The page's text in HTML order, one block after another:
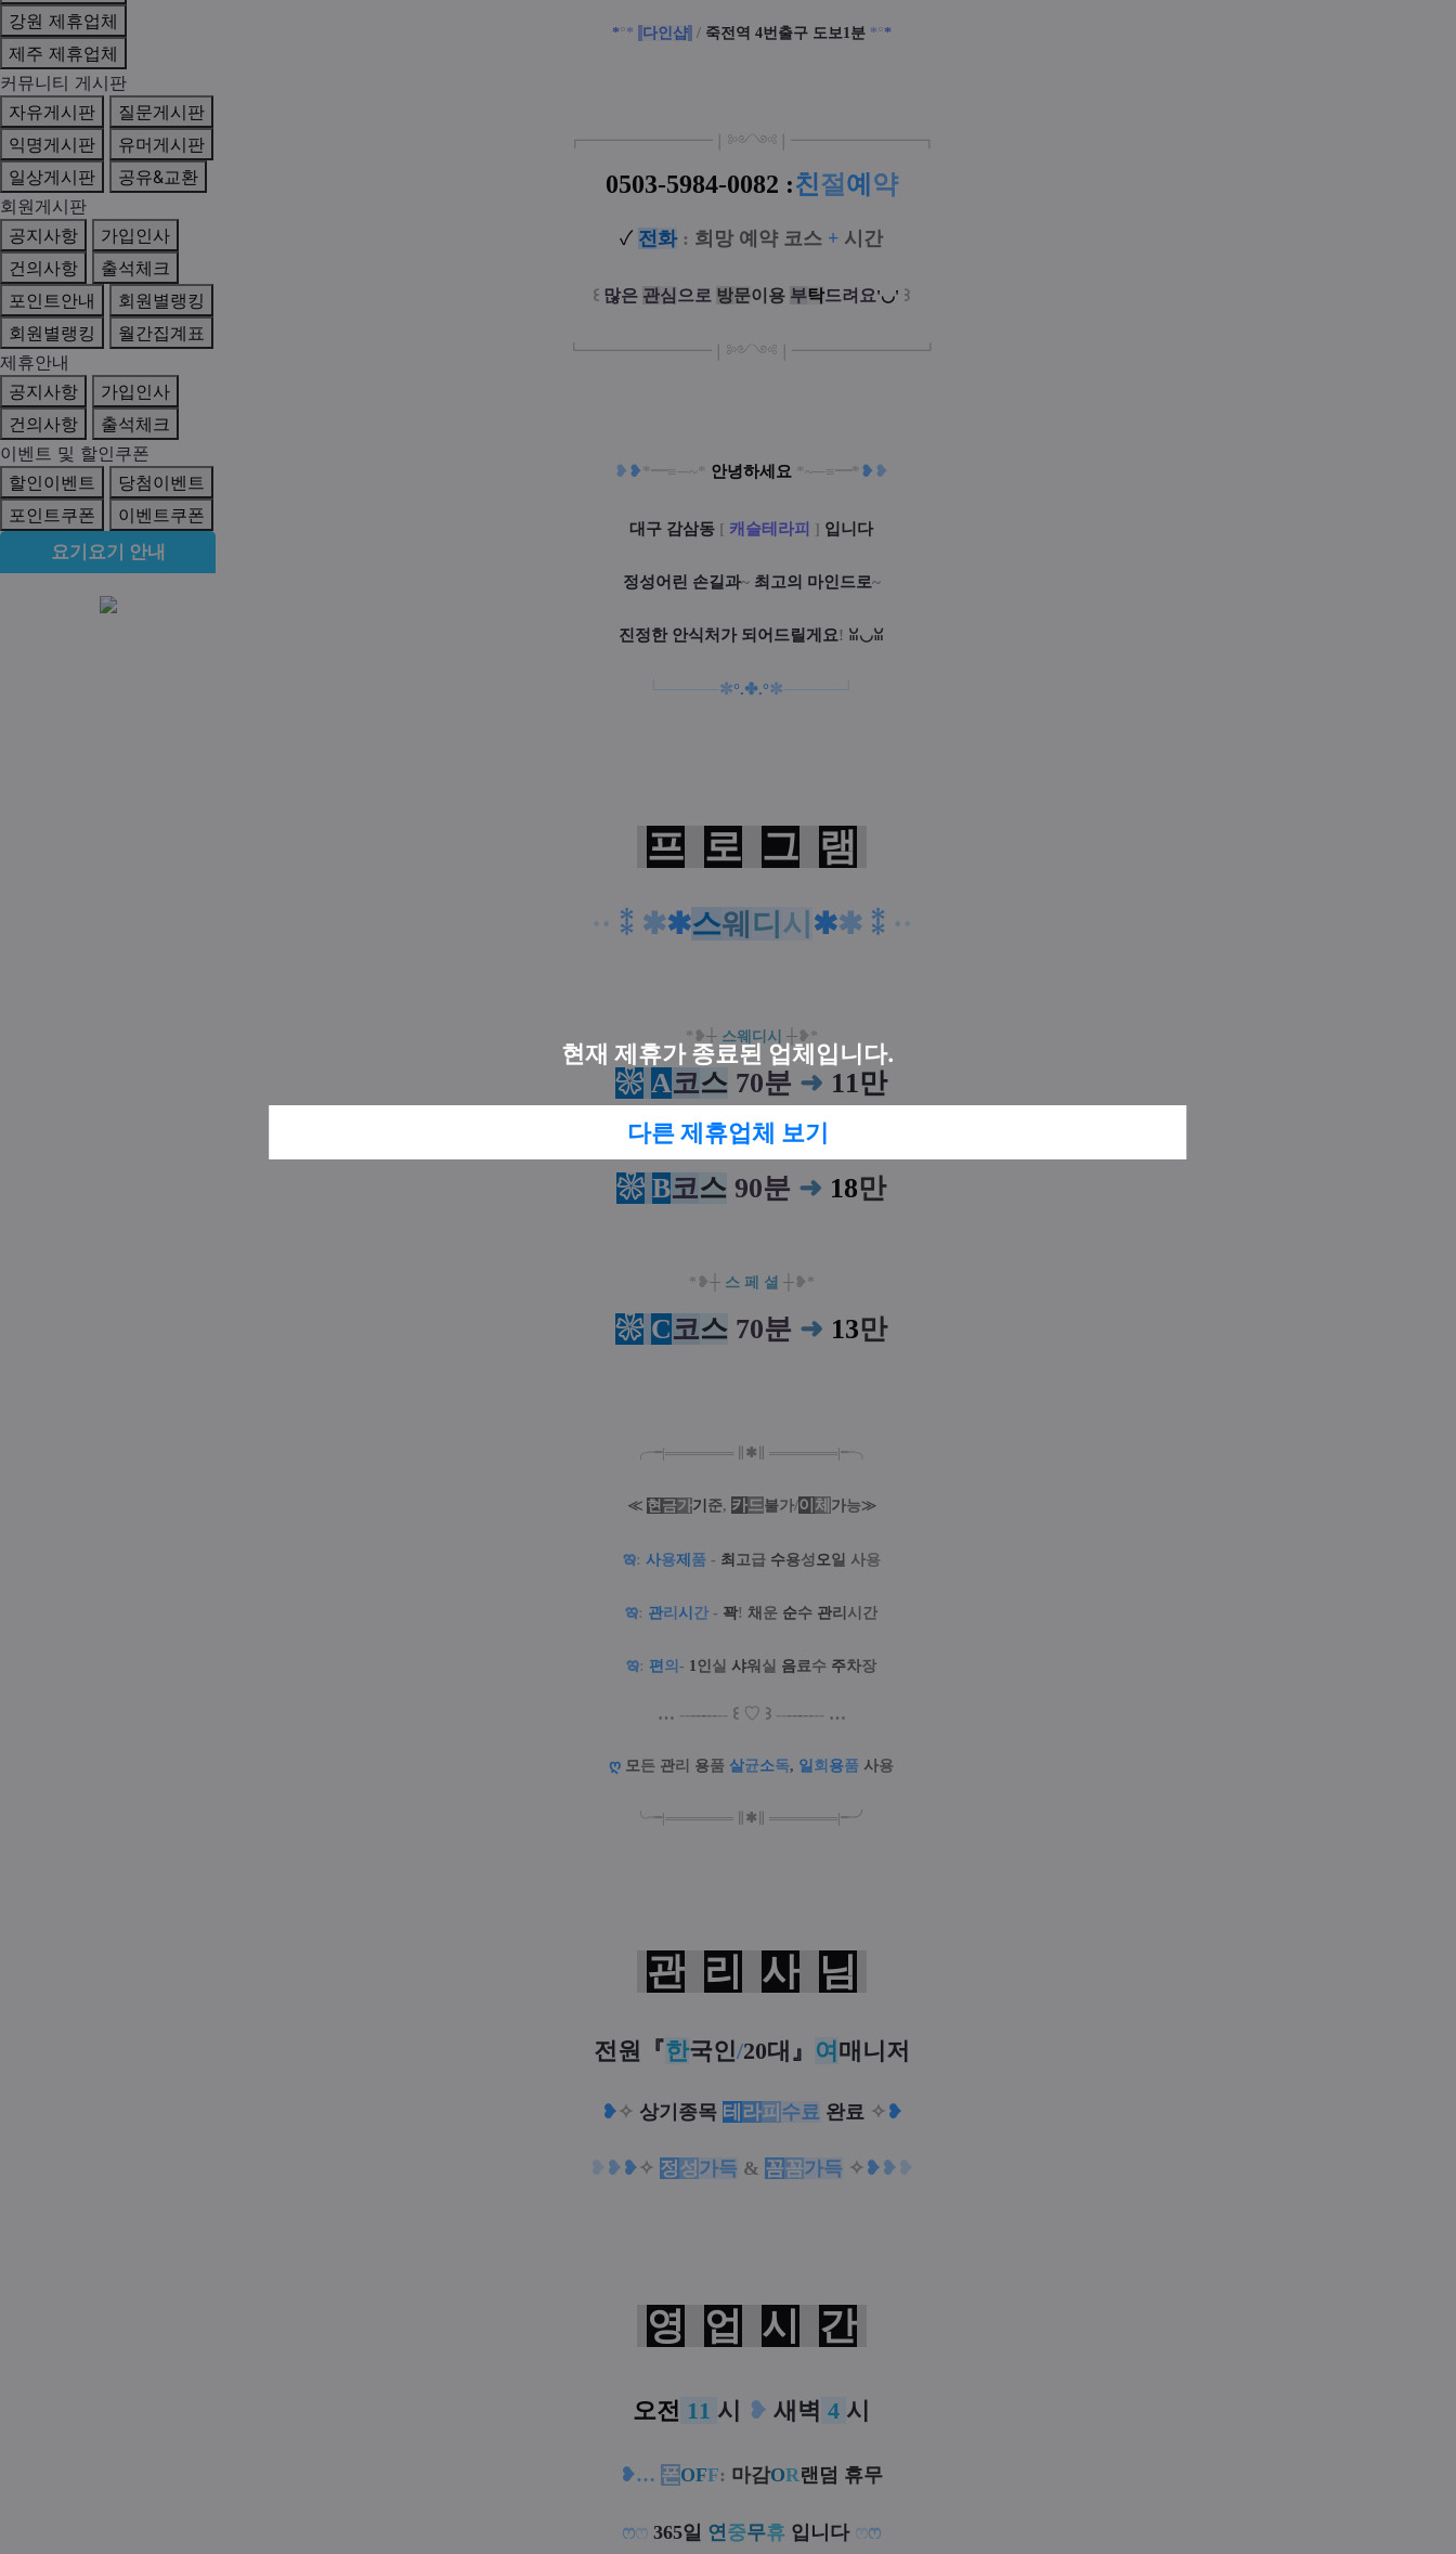
현재 제휴가 종료된 업체입니다.
다른 제휴업체 보기
* °* 다인샵 / 죽전역 4번출구 도보1분 * °*
┏━━━━━━━━❘༻༺❘ ━━━━━━━━┓
0503-5984-0082 :친절 예 약
✓ 전화 : 희망 예약 코스 + 시간
꒰ 많은 관심 으로 방문이 용 부탁드려요'◡' ꒱
┗━━━━━━━━❘༻༺❘ ━━━━━━━━┛
❥ ❥*━≡─~* 안녕하세요 * ~─≡━* ❥ ❥
대구 감삼동 [ 캐슬테라피 ] 입니다
정성어린 손길과~최고의 마인드로~
진정한 안식처가 되어드릴게요! ꈍ◡ꈍ
└─────✼°.✤.°✼─────┘
프 로 그 램
·· ⁑ ✱✱스웨 디 시 ✱✱⁑ ··
*❥┼ 스웨디시 ┼❥*
❀ A코스 70분 ➜ 11만
❀ B코스 90분 ➜ 18만
*❥┼ 스 페 셜 ┼❥*
❀ C코스 70분 ➜ 13만
╭╼|═══════ ✱ ═══════|╾╮
≪ 현 금가기 준, 카드불가/이 체 가능≫
ఇ: 사용제 품 - 최 고급 수용성오일 사용
ఇ: 관리시 간 - 꽉! 채 운 순수 관리 시간
ఇ: 편의- 1인실 샤워 실 음료수 주차장
… --------- ꒰ ♡ ꒱ --------- …
ღ 모든 관리 용품 살균소독, 일 회 용품 사용
╰╼|═══════ ✱ ═══════|╾╯
관 리 사 님
전원 『한국인/20대 』 여 매니저
❥ ✧ 상기종목 테 라피 수료완료 ✧ ❥
❥ ❥ ❥ ✧ 정성가득 & 꼼꼼가득 ✧ ❥ ❥ ❥
영 업 시 간
오전 11 시 ❥ 새벽 4 시
❥… 폰OFF: 마감OR랜덤 휴무
ෆෆ 365일 연중무휴 입니다 ෆෆ
강원 제휴업체
제주 제휴업체
커뮤니티 게시판
자유게시판
질문게시판
익명게시판
유머게시판
일상게시판
공유&교환
회원게시판
공지사항
가입인사
건의사항
출석체크
포인트안내
회원별랭킹
회원별랭킹
월간집계표
제휴안내
공지사항
가입인사
건의사항
출석체크
이벤트 및 할인쿠폰
할인이벤트
당첨이벤트
포인트쿠폰
이벤트쿠폰
요기요기 안내